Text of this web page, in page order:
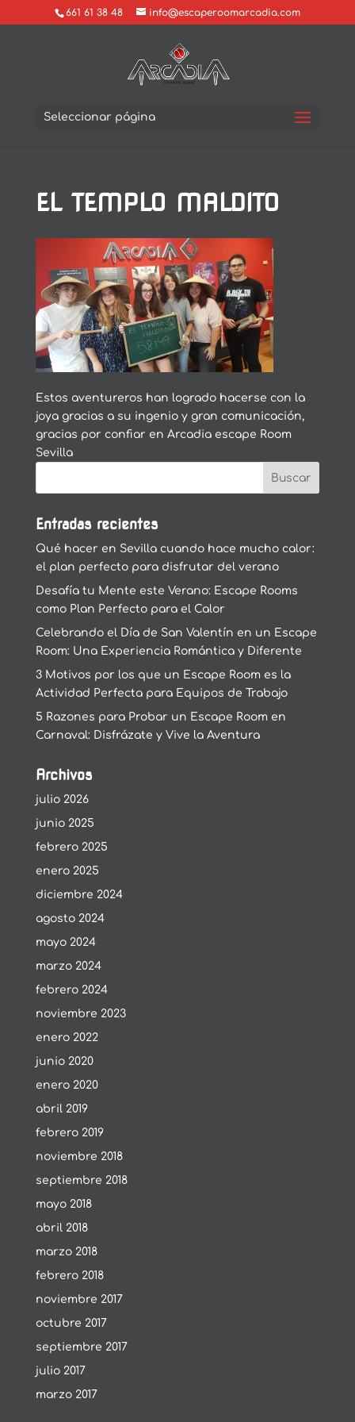
661 61 38 48 info@escaperoomarcadia.com
Seleccionar página
EL TEMPLO MALDITO
Estos aventureros han logrado hacerse con la
joya gracias a su ingenio y gran comunicación,
gracias por confiar en Arcadia escape Room
Sevilla
Entradas recientes
Qué hacer en Sevilla cuando hace mucho calor:
el plan perfecto para disfrutar del verano
Desafía tu Mente este Verano: Escape Rooms
como Plan Perfecto para el Calor
Celebrando el Día de San Valentín en un Escape
Room: Una Experiencia Romántica y Diferente
3 Motivos por los que un Escape Room es la
Actividad Perfecta para Equipos de Trabajo
5 Razones para Probar un Escape Room en
Carnaval: Disfrázate y Vive la Aventura
Archivos
julio 2026
junio 2025
febrero 2025
enero 2025
diciembre 2024
agosto 2024
mayo 2024
marzo 2024
febrero 2024
noviembre 2023
enero 2022
junio 2020
enero 2020
abril 2019
febrero 2019
noviembre 2018
septiembre 2018
mayo 2018
abril 2018
marzo 2018
febrero 2018
noviembre 2017
octubre 2017
septiembre 2017
julio 2017
marzo 2017